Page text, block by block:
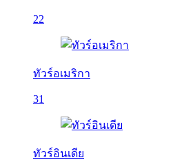
22
ทัวร์อเมริกา
31
ทัวร์อินเดีย